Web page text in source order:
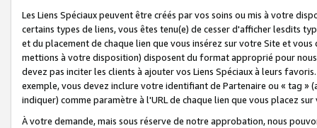
Les Liens Spéciaux peuvent être créés par vos soins ou mis à votre
certains types de liens, vous êtes tenu(e) de cesser d'afficher lesdits
et du placement de chaque lien que vous insérez sur votre Site et
mettions à votre disposition) disposent du format approprié pour
devez pas inciter les clients à ajouter vos Liens Spéciaux à leurs
exemple, vous devez inclure votre identifiant de Partenaire ou « tag
indiquer) comme paramètre à l'URL de chaque lien que vous placez
À votre demande, mais sous réserve de notre approbation, nous